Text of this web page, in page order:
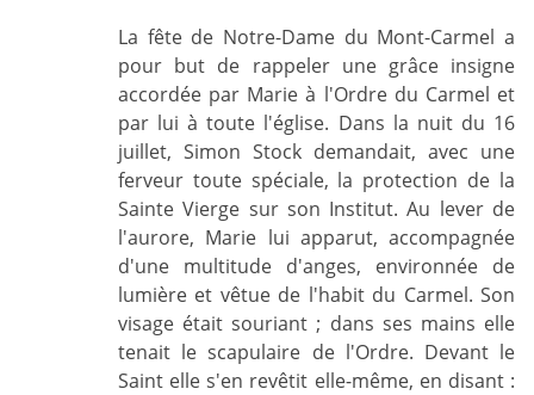
La fête de Notre-Dame du Mont-Carmel a
pour but de rappeler une grâce insigne
accordée par Marie à l'Ordre du Carmel et
par lui à toute l'église. Dans la nuit du 16
juillet, Simon Stock demandait, avec une
ferveur toute spéciale, la protection de la
Sainte Vierge sur son Institut. Au lever de
l'aurore, Marie lui apparut, accompagnée
d'une multitude d'anges, environnée de
lumière et vêtue de l'habit du Carmel. Son
visage était souriant ; dans ses mains elle
tenait le scapulaire de l'Ordre. Devant le
Saint elle s'en revêtit elle-même, en disant :